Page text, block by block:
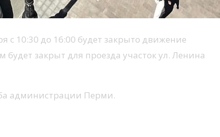
с 10:30 до 16:00 будет закрыто движение
закрыт для проезда участок ул. Ленина
администрации Перми.